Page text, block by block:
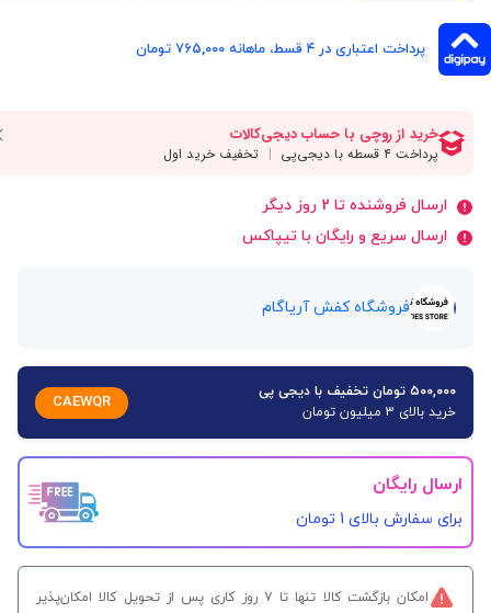
پرداخت اعتباری در ۴ قسط، ماهانه 765,000 تومان
ارسال فروشنده تا 2 روز دیگر
ارسال سریع و رایگان با تیپاکس
فروشگاه کفش آریاگام
۵۰۰,۰۰۰ تومان تخفیف با دیجی پی
خرید بالای 3 میلیون تومان
CAEWQR
ارسال رایگان
برای سفارش‌ بالای 1 تومان
امکان بازگشت کالا تنها تا ۷ روز کاری پس از تحویل کالا امکان‌پذیر